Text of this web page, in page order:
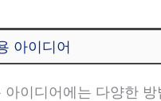
아이디어
아이디어에는 다양한